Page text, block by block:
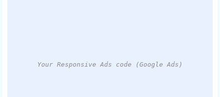
Your Responsive Ads code (Google Ads)